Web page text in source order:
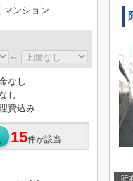
所
マンション
～
なし
し
費込み
15件が該当